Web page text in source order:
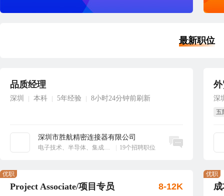
最新职位
品质经理
深圳 本科 5年经验 8小时24分钟前刷新
深圳市胜航精密连接器有限公司
电子技术、半导体、集成电路 19个招聘职位
立即沟通
深
五
Project Associate/项目专员
优职
8-12K
优职